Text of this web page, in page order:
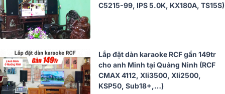
C5215-99, IPS 5.0K, KX180A, TS15S)
Lắp đặt dàn karaoke RCF gần 149tr
cho anh Minh tại Quảng Ninh (RCF
CMAX 4112, Xli3500, Xli2500,
KSP50, Sub18+,…)